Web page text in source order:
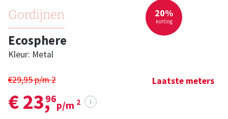
Gordijnen
Ecosphere
Kleur: Metal
€29,95 p/m2
€ 23,
96
p/m 2 i
Laatste meters
20%
korting